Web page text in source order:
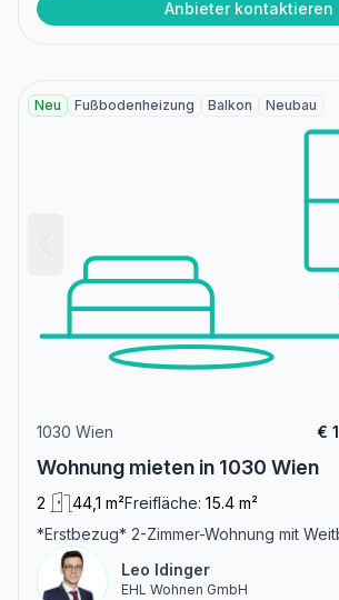
Anbieter kontaktieren
Neu Fußbodenheizung Balkon Neubau
1030 Wien €
Wohnung mieten in 1030 Wien
2 44,1 m²Freifläche: 15.4 m²
*Erstbezug* 2-Zimmer-Wohnung mit
Leo Idinger
EHL Wohnen GmbH